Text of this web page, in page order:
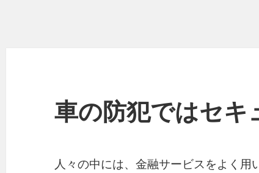
車の防犯ではセキ
人々の中には、金融サービスをよく